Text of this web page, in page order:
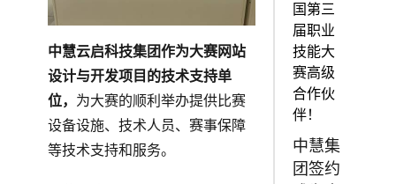
中慧云启科技集团作为大赛网站
设计与开发项目的技术支持单
位， 为大赛的顺利举办提供比赛
设备设施、技术人员、赛事保障
等技术支持和服务。
中慧集
团签约